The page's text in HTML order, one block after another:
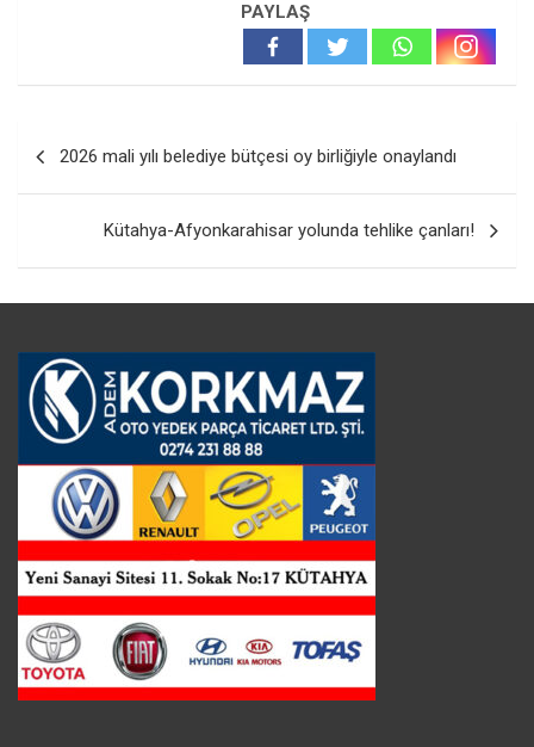
PAYLAŞ
gezinmesi
2026 mali yılı belediye bütçesi oy birliğiyle onaylandı
Kütahya-Afyonkarahisar yolunda tehlike çanları!